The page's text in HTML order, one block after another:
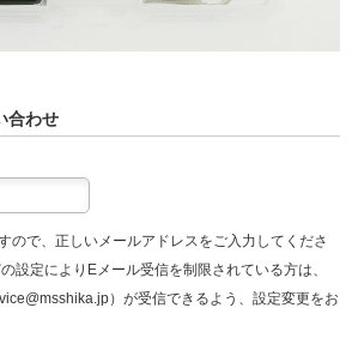
合わせ
ので、正しいメールアドレスをご入力してくださ
設定によりEメール受信を制限されている方は、
）が受信できるよう、設定変更をお